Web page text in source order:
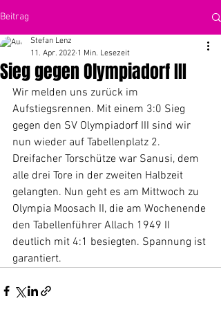
Beitrag
Sieg gegen Olympiadorf III
Stefan Lenz
11. Apr. 2022 1 Min. Lesezeit
Wir melden uns zurück im
Aufstiegsrennen. Mit einem 3:0 Sieg
gegen den SV Olympiadorf III sind wir
nun wieder auf Tabellenplatz 2.
Dreifacher Torschütze war Sanusi, dem
alle drei Tore in der zweiten Halbzeit
gelangten. Nun geht es am Mittwoch zu
Olympia Moosach II, die am Wochenende
den Tabellenführer Allach 1949 II
deutlich mit 4:1 besiegten. Spannung ist
garantiert.